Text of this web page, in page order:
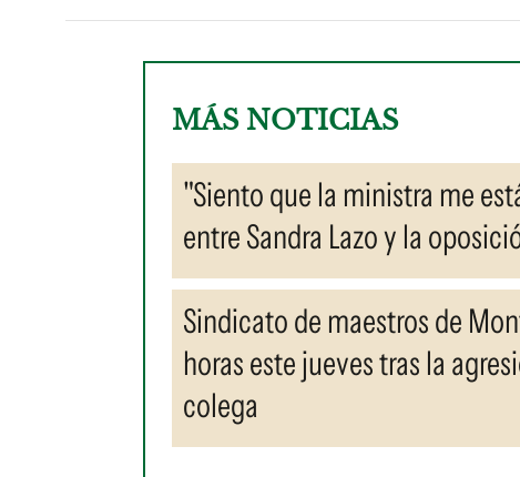
MÁS NOTICIAS
"Siento que la ministra me
entre Sandra Lazo y la
Sindicato de maestros de
horas este jueves tras la
colega